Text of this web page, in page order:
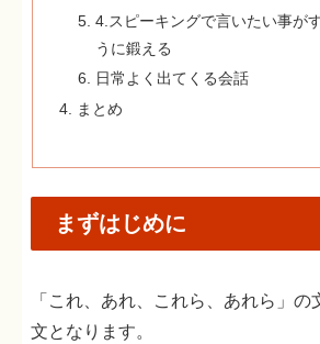
4.スピーキングで言いたい事が
うに鍛える
日常よく出てくる会話
まとめ
まずはじめに
「これ、あれ、これら、あれら」
文となります。